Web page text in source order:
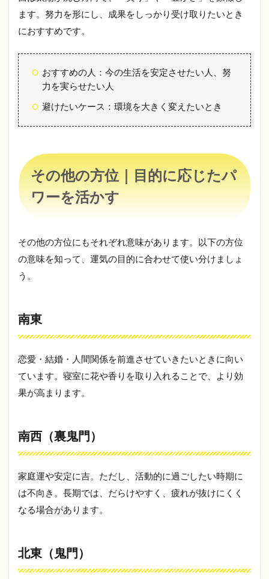
4.2
鏡の
リネ
ン類
の素
材と
4.4
に保
つ
れ替
え
ほう
がい
い物
4.7
5
ます。努力を形にし、成果をしっかり受け取りたいとき
におすすめです。
おすすめの人：今の生活を安定させたい人、努
力を実らせたい人
避けたいケース：環境を大きく変えたいとき
その他の方位｜目的に応じたパ
ワーを活かす
その他の方位にもそれぞれ意味があります。以下の方位
の意味を知って、運気の目的に合わせて使い分けましょ
う。
南東
恋愛・結婚・人間関係を前進させていきたいときに向い
ています。寝室に花や香りを取り入れることで、より効
果が高まります。
南西（裏鬼門）
家庭運や安定に吉。ただし、活動的に過ごしたい時期に
は不向き。長期では、だらけやすく、疲れが抜けにくく
なる場合があります。
北東（鬼門）